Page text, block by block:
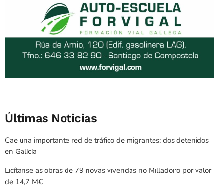
Últimas Noticias
Cae una importante red de tráfico de migrantes: dos detenidos
en Galicia
Licítanse as obras de 79 novas vivendas no Milladoiro por valor
de 14,7 M€